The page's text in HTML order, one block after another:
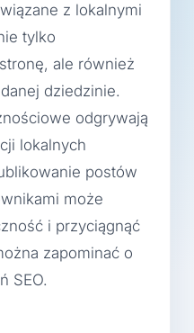
z lokalnymi
tylko
ale również
dziedzinie.
odgrywają
lokalnych
postów
może
i przyciągnąć
zapominać o
SEO.